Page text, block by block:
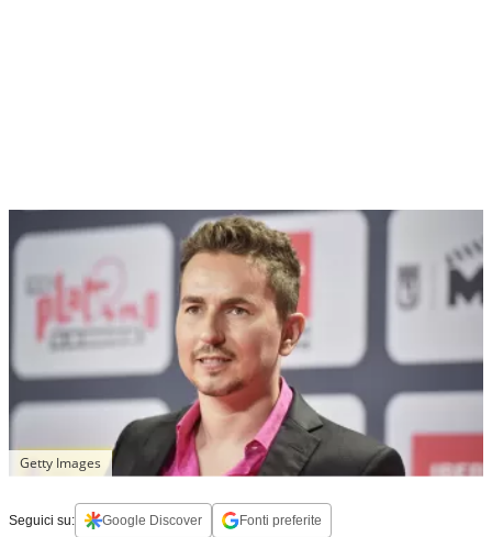
Getty Images
Seguici su: Google Discover Fonti preferite